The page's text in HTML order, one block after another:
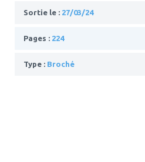
Sortie le : 27/03/24
Pages : 224
Type : Broché